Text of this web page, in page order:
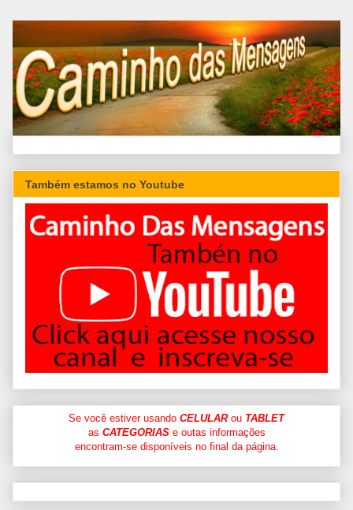
Também estamos no Youtube
Se você estiver usando CELULARou TABLET
as CATEGORIASe outas informações
encontram-se disponíveis no final da página.